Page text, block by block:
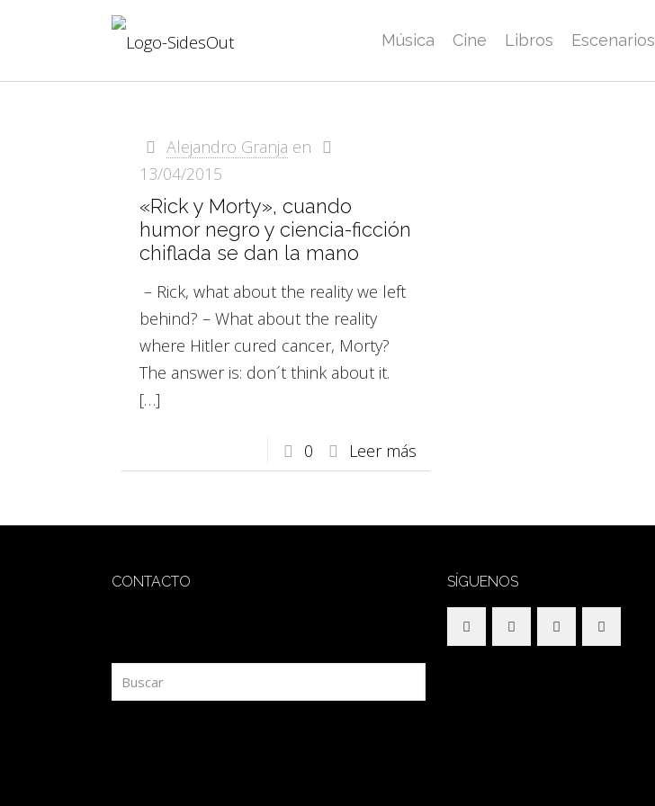
Música Cine Libros Escenarios
Alejandro Granja en
13/04/2015
«Rick y Morty», cuando
humor negro y ciencia-ficción
chiflada se dan la mano
– Rick, what about the reality we left
behind? – What about the reality
where Hitler cured cancer, Morty?
The answer is: don´t think about it.
[…]
0 Leer más
CONTACTO SÍGUENOS